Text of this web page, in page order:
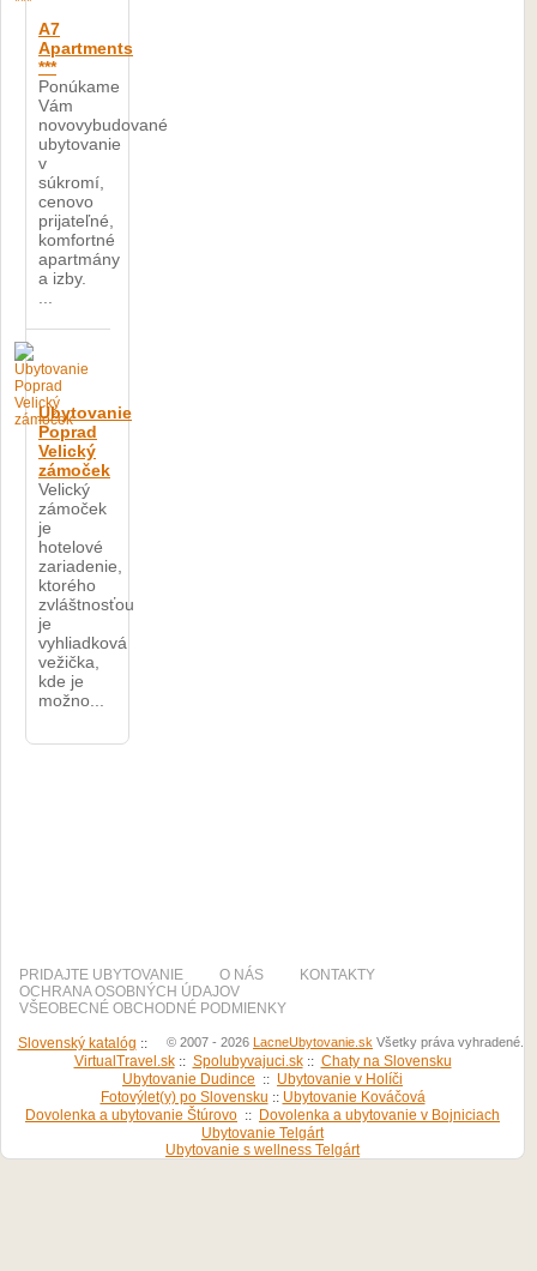
A7
Apartments
***
Ponúkame
Vám
novovybudované
ubytovanie
v
súkromí,
cenovo
prijateľné,
komfortné
apartmány
a izby.
Ubytovanie
Poprad
Velický
zámoček
Velický
zámoček
je
hotelové
zariadenie,
ktorého
zvláštnosťou
je
vyhliadková
vežička,
kde je
možno...
PRIDAJTE UBYTOVANIE O NÁS
KONTAKTY
OCHRANA OSOBNÝCH ÚDAJOV
VŠEOBECNÉ OBCHODNÉ PODMIENKY
© 2007 - 2026 LacneUbytovanie.sk Všetky práva vyhradené.
Slovenský katalóg ::
VirtualTravel.sk:: Spolubyvajuci.sk:: Chaty na Slovensku
Ubytovanie Dudince :: Ubytovanie v Holíči
Fotovýlet(y) po Slovensku :: Ubytovanie Kováčová
Dovolenka a ubytovanie Štúrovo :: Dovolenka a ubytovanie v Bojniciach
Ubytovanie Telgárt
Ubytovanie s wellness Telgárt